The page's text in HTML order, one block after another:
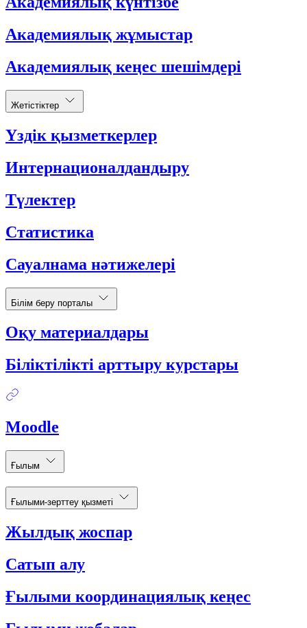
Академиялық жұмыстар
Академиялық кеңес шешімдері
Жетістіктер
Үздік қызметкерлер
Интернационалдандыру
Түлектер
Статистика
Сауалнама нәтижелері
Білім беру порталы
Оқу материалдары
Біліктілікті арттыру курстары
Moodle
Ғылым
Ғылыми-зерттеу қызметі
Жылдық жоспар
Сатып алу
Ғылыми координациялық кеңес